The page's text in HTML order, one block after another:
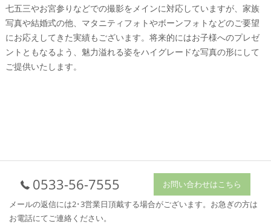
七五三やお宮参りなどでの撮影をメインに対応していますが、家族
写真や結婚式の他、マタニティフォトやボーンフォトなどのご要望
にお応えしてきた実績もございます。将来的にはお子様へのプレゼ
ントともなるよう、魅力溢れる姿をハイグレードな写真の形にして
ご提供いたします。
0533-56-7555
お問い合わせはこちら
メールの返信には2･3営業日頂戴する場合がございます。お急ぎの方は
お電話にてご連絡ください。